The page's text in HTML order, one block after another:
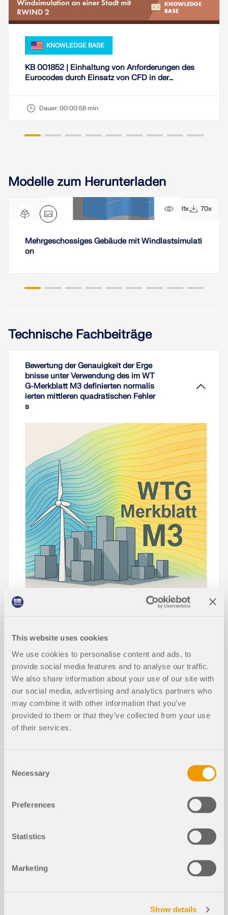
This website uses cookies
We use cookies to personalise content and ads, to
provide social media features and to analyse our traffic.
We also share information about your use of our site with
our social media, advertising and analytics partners who
may combine it with other information that you’ve
provided to them or that they’ve collected from your use
of their services.
Selection
Necessary
Preferences
Statistics
Marketing
Show details
LASTZONEN PRÜFEN
KNOWLEDGE BASE
KB 001852 | Einhaltung von Anforderungen des
Eurocodes durch Einsatz von CFD in der
Dauer: 00:00:58 min
Modelle zum Herunterladen
531x 70x
Mehrgeschossiges Gebäude mit Windlastsimulati
on
Technische Fachbeiträge
Bewertung der Genauigkeit der Erge
bnisse unter Verwendung des im WT
G-Merkblatt M3 definierten normalis
ierten mittleren quadratischen Fehler
s
Dieser Beitrag stellt den normalisierten mittleren
simulierten und beobachteten Daten vor. Es werden
die Stärken der Metrik bei der Modellkalibrierung
und ihre Anwendbarkeit auf kleine Datensätze
hervorgehoben. Auch die Einschränkungen
aufgrund der Empfindlichkeit gegenüber
Ausreißern werden kurz erörtert.
Weiterlesen
se mit der in WTG-Merkblatt M3 defi
ng von CFD-Analysen zuständigen I
nzuwenden
Vertrauen in CFD aufbauen: Validier